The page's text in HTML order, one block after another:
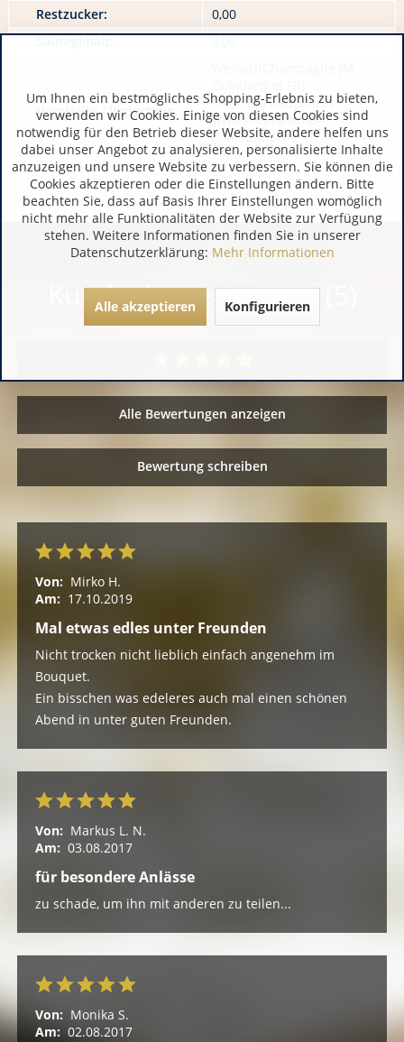
Restzucker:
0,00
Hersteller / Importeur:
FR 51160 Hautvillers
www.champagne-
gobillard.com
Kundenbewertungen (5)
Alle Bewertungen anzeigen
Bewertung schreiben
Von: Mirko H.
Am: 17.10.2019
Mal etwas edles unter Freunden
Nicht trocken nicht lieblich einfach angenehm im
Bouquet.
Ein bisschen was edeleres auch mal einen schönen
Abend in unter guten Freunden.
Von: Markus L. N.
Am: 03.08.2017
für besondere Anlässe
zu schade, um ihn mit anderen zu teilen...
Von: Monika S.
Am: 02.08.2017
Um Ihnen ein bestmögliches Shopping-Erlebnis zu bieten,
verwenden wir Cookies. Einige von diesen Cookies sind
notwendig für den Betrieb dieser Website, andere helfen uns
dabei unser Angebot zu analysieren, personalisierte Inhalte
anzuzeigen und unsere Website zu verbessern. Sie können die
Cookies akzeptieren oder die Einstellungen ändern. Bitte
beachten Sie, dass auf Basis Ihrer Einstellungen womöglich
nicht mehr alle Funktionalitäten der Website zur Verfügung
stehen. Weitere Informationen finden Sie in unserer
Datenschutzerklärung: Mehr Informationen
Alle akzeptieren Konfigurieren